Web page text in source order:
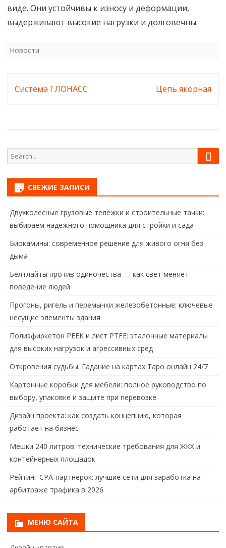
виде. Они устойчивы к износу и деформации,
выдерживают высокие нагрузки и долговечны.
Новости
Навигация
Система ГЛОНАСС Цепь якорная
Search
for:
СВЕЖИЕ ЗАПИСИ
Двухколесные грузовые тележки и строительные тачки:
выбираем надёжного помощника для стройки и сада
Биокамины: современное решение для живого огня без
дыма
Белтлайты против одиночества — как свет меняет
поведение людей
Прогоны, ригель и перемычки железобетонные: ключевые
несущие элементы здания
Полиэфиркетон PEEK и лист PTFE: эталонные материалы
для высоких нагрузок и агрессивных сред
Откровения судьбы: Гадание на картах Таро онлайн 24/7
Картонные коробки для мебели: полное руководство по
выбору, упаковке и защите при перевозке
Дизайн проекта: как создать концепцию, которая
работает на бизнес
Мешки 240 литров: технические требования для ЖКХ и
контейнерных площадок
Рейтинг CPA-партнёрок: лучшие сети для заработка на
арбитраже трафика в 2026
МЕНЮ САЙТА